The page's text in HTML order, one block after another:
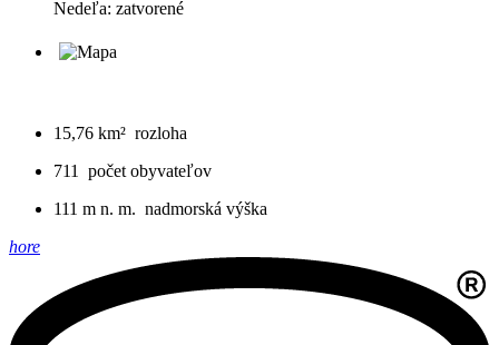
Nedeľa: zatvorené
15,76 km² rozloha
711
počet obyvateľov
111 m n. m. nadmorská výška
hore